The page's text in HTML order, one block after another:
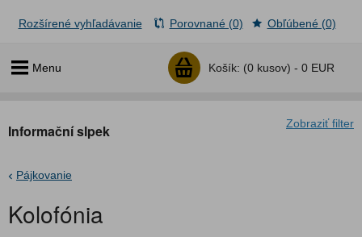
Menu Košík: (0 kusov) - 0 EUR
Rozšírené vyhľadávanie Porovnané (0) Obľúbené (0)
Zobraziť filter
Informační slpek
Pájkovanie
Kolofónia